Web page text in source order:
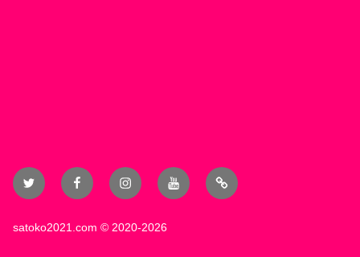
Twitter FacebookInstagramYouTubeBlog
satoko2021.com © 2020-2026